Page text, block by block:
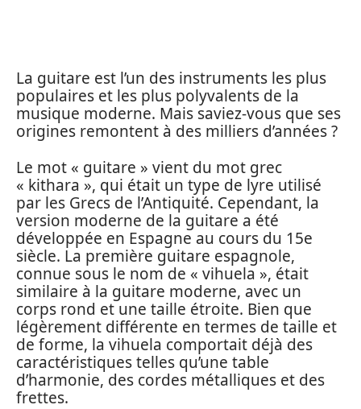
La guitare est l’un des instruments les plus
populaires et les plus polyvalents de la
musique moderne. Mais saviez-vous que ses
origines remontent à des milliers d’années ?
Le mot « guitare » vient du mot grec
« kithara », qui était un type de lyre utilisé
par les Grecs de l’Antiquité. Cependant, la
version moderne de la guitare a été
développée en Espagne au cours du 15e
siècle. La première guitare espagnole,
connue sous le nom de « vihuela », était
similaire à la guitare moderne, avec un
corps rond et une taille étroite. Bien que
légèrement différente en termes de taille et
de forme, la vihuela comportait déjà des
caractéristiques telles qu’une table
d’harmonie, des cordes métalliques et des
frettes.